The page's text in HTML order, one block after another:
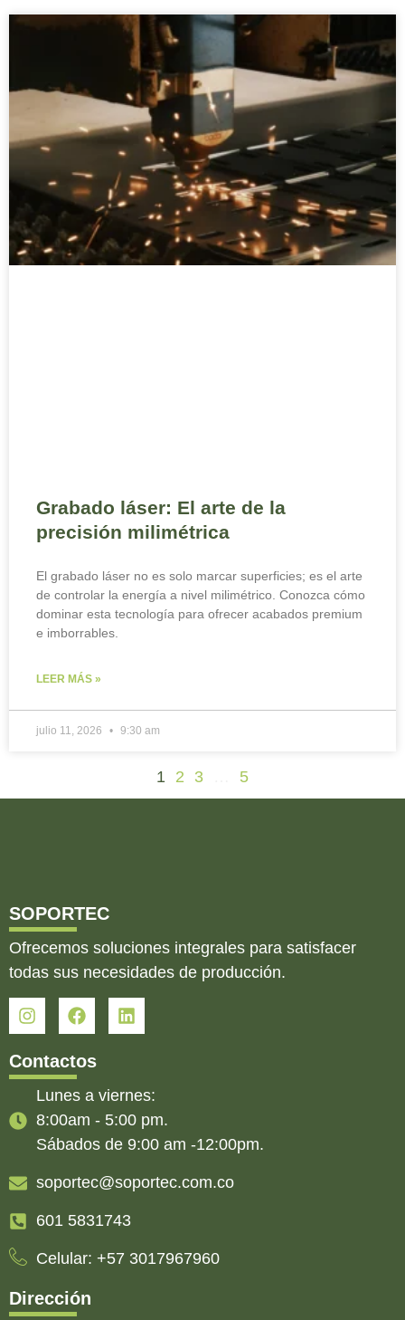
Grabado láser: El arte de la
precisión milimétrica
El grabado láser no es solo marcar superficies; es el arte
de controlar la energía a nivel milimétrico. Conozca cómo
dominar esta tecnología para ofrecer acabados premium
e imborrables.
LEER MÁS »
julio 11, 2026 9:30 am
1 2 3 5
SOPORTEC
Ofrecemos soluciones integrales para satisfacer
todas sus necesidades de producción.
Contactos
Lunes a viernes:
8:00am - 5:00 pm.
Sábados de 9:00 am -12:00pm.
soportec@soportec.com.co
601 5831743
Celular: +57 3017967960
Dirección